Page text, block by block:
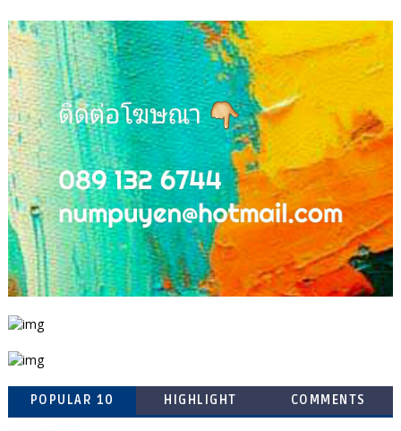
POPULAR 10 HIGHLIGHT COMMENTS